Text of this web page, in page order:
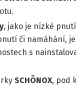
, jako je nízké
či namáhání,
s
SCHÖNOX, pod